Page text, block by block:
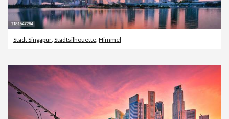
Stadt Singapur Stadtsilhouette Himmel